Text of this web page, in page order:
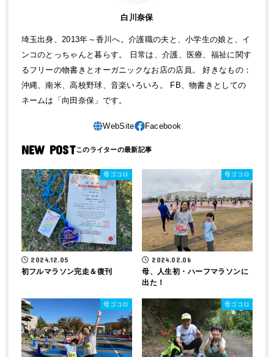
白川奈保
埼玉出身、2013年～香川へ。介護職の夫と、小学生の娘と、イ
ンコのとっちゃんと暮らす。 日常は、介護、医療、福祉に関す
るフリーの物書きとオーガニックなお店の店員。 好きなもの：
沖縄、南米、高校野球、音楽いろいろ。 FB、物書きとしての
ネームは「向田奈保」です。
NEW POST
母ゴコロ
2024.12.05
初フルマラソン完走＆復刊
母ゴコロ
2024.02.06
母、人生初・ハーフマラソンに
出た！
母ゴコロ 母ゴコロ